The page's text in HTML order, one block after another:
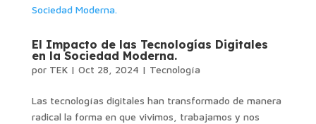
El Impacto de las Tecnologías Digitales
en la Sociedad Moderna.
por TEK| Oct 28, 2024 | Tecnología
Las tecnologías digitales han transformado de manera
radical la forma en que vivimos, trabajamos y nos